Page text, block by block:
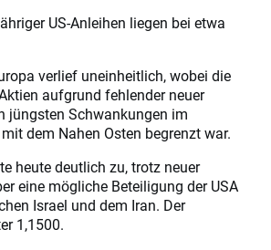
US-Anleihen liegen bei etwa
verlief uneinheitlich, wobei die
aufgrund fehlender neuer
jüngsten Schwankungen im
dem Nahen Osten begrenzt war.
heute deutlich zu, trotz neuer
eine mögliche Beteiligung der USA
Israel und dem Iran. Der
1,1500.